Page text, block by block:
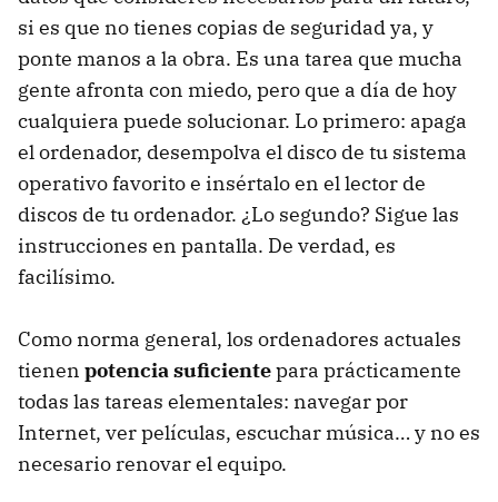
si es que no tienes copias de seguridad ya, y
ponte manos a la obra. Es una tarea que mucha
gente afronta con miedo, pero que a día de hoy
cualquiera puede solucionar. Lo primero: apaga
el ordenador, desempolva el disco de tu sistema
operativo favorito e insértalo en el lector de
discos de tu ordenador. ¿Lo segundo? Sigue las
instrucciones en pantalla. De verdad, es
facilísimo.
Como norma general, los ordenadores actuales
tienen potencia suficientepara prácticamente
todas las tareas elementales: navegar por
Internet, ver películas, escuchar música… y no es
necesario renovar el equipo.